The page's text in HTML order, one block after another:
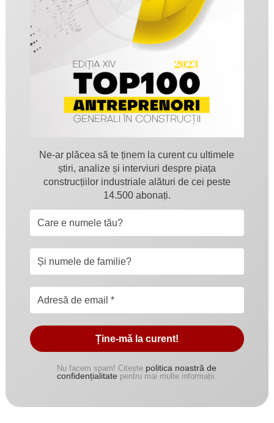
Ne-ar plăcea să te ținem la curent cu ultimele
știri, analize și interviuri despre piața
construcțiilor industriale alături de cei peste
14.500 abonați.
Nu facem spam! Citește politica noastră de
confidențialitate pentru mai multe informații.